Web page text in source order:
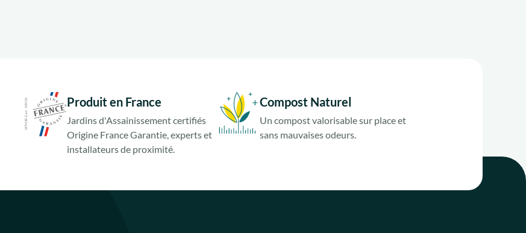
Produit en France
Jardins d'Assainissement certifiés
Origine France Garantie, experts et
installateurs de proximité.
Compost Naturel
Un compost valorisable sur place et
sans mauvaises odeurs.